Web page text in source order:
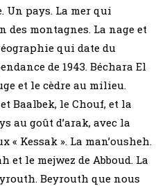
Un pays. La mer qui
des montagnes. La nage et
qui date du
de 1943. Béchara El
et le cèdre au milieu.
Baalbek, le Chouf, et la
au goût d’arak, avec la
« Kessak ». La man’ousheh.
et le mejwez de Abboud. La
Beyrouth que nous